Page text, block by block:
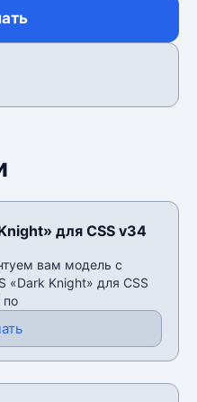
для CSS v34
вам модель с
«Dark Knight» для CSS
по